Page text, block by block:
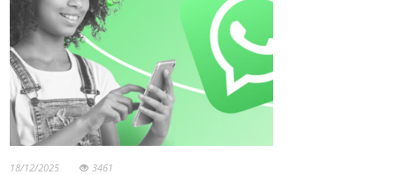
18/12/2025 3461